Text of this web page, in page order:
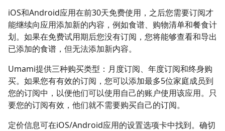
iOS和Android应用在前30天免费使用，之后您需要订阅才
能继续向应用添加新的内容，例如食谱、购物清单和餐食计
划。如果在免费试用期后您没有订阅，您将能够查看和导出
已添加的食谱，但无法添加新内容。
Umami提供三种购买类型：月度订阅、年度订阅和终身购
买。如果您有有效的订阅，您可以添加最多5位家庭成员到
您的订阅中，以便他们可以使用自己的账户使用该应用。只
要您的订阅有效，他们就不需要购买自己的订阅。
定价信息可在iOS/Android应用的设置选项卡中找到。确切